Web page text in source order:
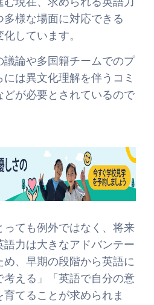
様な場面に対応できる
しています。
論や多国籍チームでのプ
は異文化理解を伴うコミ
どが必要とされているので
っても例外ではなく、将来
力は大きなアドバンテー
、早期の段階から英語に
える」「英語で自分の意
てることが求められま